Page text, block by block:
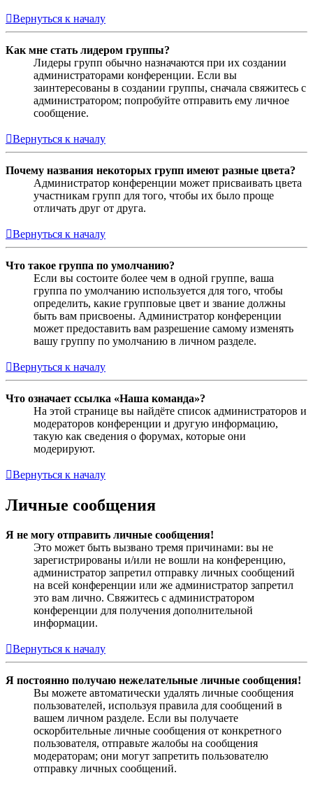
Вернуться к началу
Как мне стать лидером группы?
Лидеры групп обычно назначаются при их создании
администраторами конференции. Если вы
заинтересованы в создании группы, сначала свяжитесь с
администратором; попробуйте отправить ему личное
сообщение.
Вернуться к началу
Почему названия некоторых групп имеют разные цвета?
Администратор конференции может присваивать цвета
участникам групп для того, чтобы их было проще
отличать друг от друга.
Вернуться к началу
Что такое группа по умолчанию?
Если вы состоите более чем в одной группе, ваша
группа по умолчанию используется для того, чтобы
определить, какие групповые цвет и звание должны
быть вам присвоены. Администратор конференции
может предоставить вам разрешение самому изменять
вашу группу по умолчанию в личном разделе.
Вернуться к началу
Что означает ссылка «Наша команда»?
На этой странице вы найдёте список администраторов и
модераторов конференции и другую информацию,
такую как сведения о форумах, которые они
модерируют.
Вернуться к началу
Личные сообщения
Я не могу отправить личные сообщения!
Это может быть вызвано тремя причинами: вы не
зарегистрированы и/или не вошли на конференцию,
администратор запретил отправку личных сообщений
на всей конференции или же администратор запретил
это вам лично. Свяжитесь с администратором
конференции для получения дополнительной
информации.
Вернуться к началу
Я постоянно получаю нежелательные личные сообщения!
Вы можете автоматически удалять личные сообщения
пользователей, используя правила для сообщений в
вашем личном разделе. Если вы получаете
оскорбительные личные сообщения от конкретного
пользователя, отправьте жалобы на сообщения
модераторам; они могут запретить пользователю
отправку личных сообщений.